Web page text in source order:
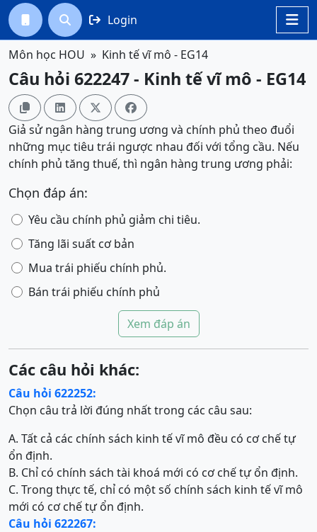

  Login
Môn học HOU Kinh tế vĩ mô - EG14
Câu hỏi 622247 - Kinh tế vĩ mô - EG14
   
Giả sử ngân hàng trung ương và chính phủ theo đuổi
những mục tiêu trái ngược nhau đối với tổng cầu. Nếu
chính phủ tăng thuế, thì ngân hàng trung ương phải:
Chọn đáp án:
Yêu cầu chính phủ giảm chi tiêu.
Tăng lãi suất cơ bản
Mua trái phiếu chính phủ.
Bán trái phiếu chính phủ
Xem đáp án
Các câu hỏi khác:
Câu hỏi 622252:
Chọn câu trả lời đúng nhất trong các câu sau:
A. Tất cả các chính sách kinh tế vĩ mô đều có cơ chế tự
ổn định.
B. Chỉ có chính sách tài khoá mới có cơ chế tự ổn định.
C. Trong thực tế, chỉ có một số chính sách kinh tế vĩ mô
mới có cơ chế tự ổn định.
Câu hỏi 622267: